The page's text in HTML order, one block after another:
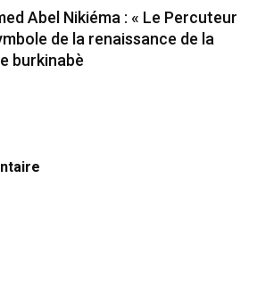
Abel Nikiéma : « Le Percuteur
de la renaissance de la
burkinabè